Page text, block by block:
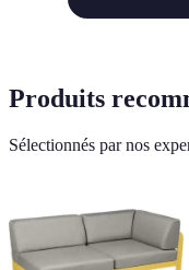
Produits
Sélectionnés par nos